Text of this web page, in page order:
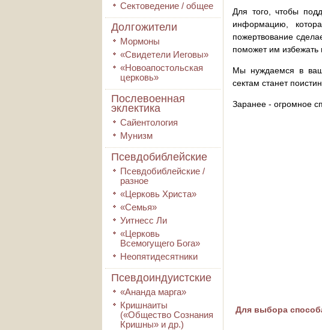
Сектоведение / общее
Долгожители
Мормоны
«Свидетели Иеговы»
«Новоапостольская
церковь»
Послевоенная
эклектика
Сайентология
Мунизм
Псевдобиблейские
Псевдобиблейские /
разное
«Церковь Христа»
«Семья»
Уитнесс Ли
«Церковь
Всемогущего Бога»
Неопятидесятники
Псевдоиндуистские
«Ананда марга»
Кришнаиты
(«Общество Сознания
Кришны» и др.)
Для того, чтобы
информацию,
пожертвование
поможет им избежать
Мы нуждаемся в
сектам станет
Заранее - огромное
Для выбора